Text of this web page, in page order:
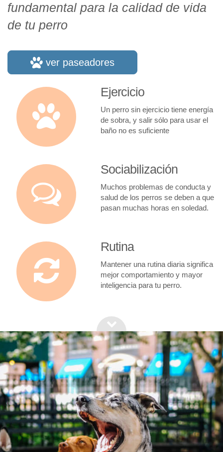
fundamental para la calidad de vida
de tu perro
ver paseadores
Ejercicio
Un perro sin ejercicio tiene energía
de sobra, y salir sólo para usar el
baño no es suficiente
Sociabilización
Muchos problemas de conducta y
salud de los perros se deben a que
pasan muchas horas en soledad.
Rutina
Mantener una rutina diaria significa
mejor comportamiento y mayor
inteligencia para tu perro.